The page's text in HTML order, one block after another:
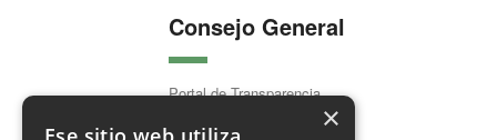
Consejo General
Portal de Transparencia
Organización Colegial
×